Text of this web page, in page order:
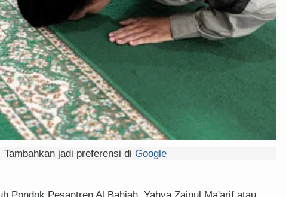
Tambahkan jadi preferensi di Google